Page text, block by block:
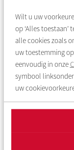
Wilt u uw
op ‘Alles
alle cookies zoals
uw toestemming
eenvoudig in onze
symbool
uw
een half jaar in
hun zin. “De
een
toen we nog in
we ook fijn
verhuizen.”